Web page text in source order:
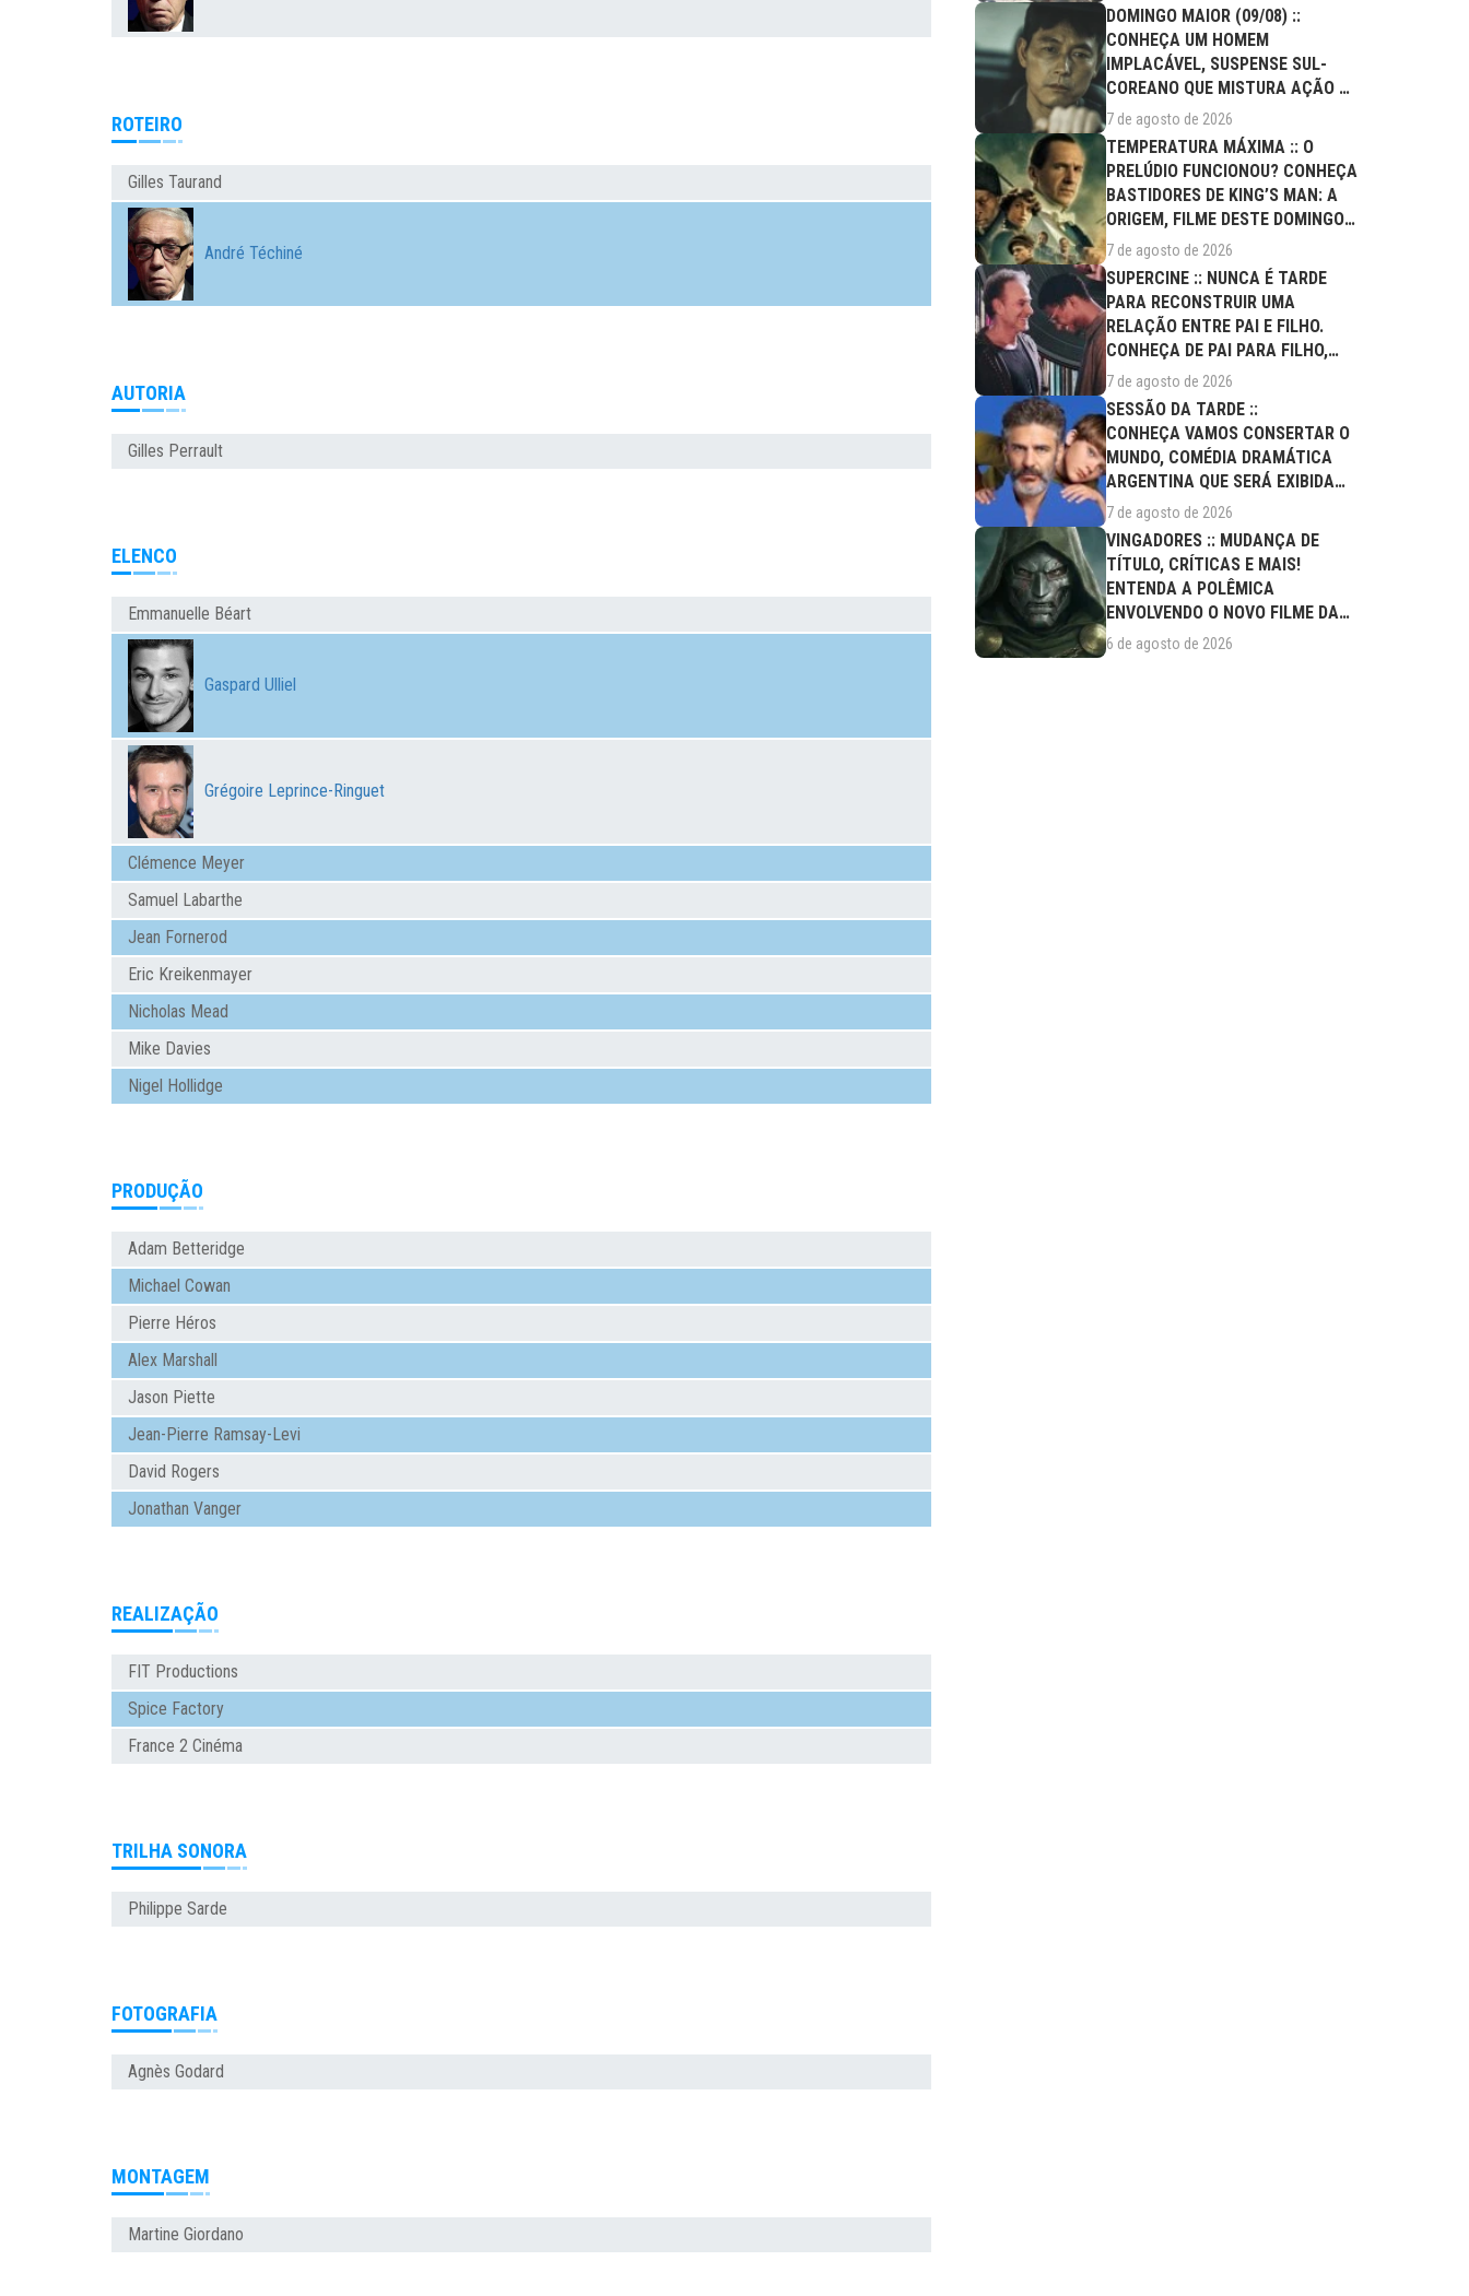
ROTEIRO
Gilles Taurand
André Téchiné
AUTORIA
Gilles Perrault
ELENCO
Emmanuelle Béart
Gaspard Ulliel
Grégoire Leprince-Ringuet
Clémence Meyer
Samuel Labarthe
Jean Fornerod
Eric Kreikenmayer
Nicholas Mead
Mike Davies
Nigel Hollidge
PRODUÇÃO
Adam Betteridge
Michael Cowan
Pierre Héros
Alex Marshall
Jason Piette
Jean-Pierre Ramsay-Levi
David Rogers
Jonathan Vanger
REALIZAÇÃO
FIT Productions
Spice Factory
France 2 Cinéma
TRILHA SONORA
Philippe Sarde
FOTOGRAFIA
Agnès Godard
MONTAGEM
Martine Giordano
DOMINGO MAIOR (09/08) ::
CONHEÇA UM HOMEM
IMPLACÁVEL, SUSPENSE SUL-
COREANO QUE MISTURA AÇÃO E
DRAMA FAMILIAR
7 de agosto de 2026
TEMPERATURA MÁXIMA :: O
PRELÚDIO FUNCIONOU? CONHEÇA
BASTIDORES DE KING’S MAN: A
ORIGEM, FILME DESTE DOMINGO
(09/08)
7 de agosto de 2026
SUPERCINE :: NUNCA É TARDE
PARA RECONSTRUIR UMA
RELAÇÃO ENTRE PAI E FILHO.
CONHEÇA DE PAI PARA FILHO,
FILME DESTE...
7 de agosto de 2026
SESSÃO DA TARDE ::
CONHEÇA VAMOS CONSERTAR O
MUNDO, COMÉDIA DRAMÁTICA
ARGENTINA QUE SERÁ EXIBIDA
NESTA SEXTA (07/08)
7 de agosto de 2026
VINGADORES :: MUDANÇA DE
TÍTULO, CRÍTICAS E MAIS!
ENTENDA A POLÊMICA
ENVOLVENDO O NOVO FILME DA
MARVEL
6 de agosto de 2026